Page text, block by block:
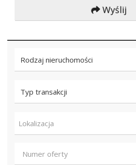
Rodzaj nieruchomości
Typ transakcji
Lokalizacja
Wyślij